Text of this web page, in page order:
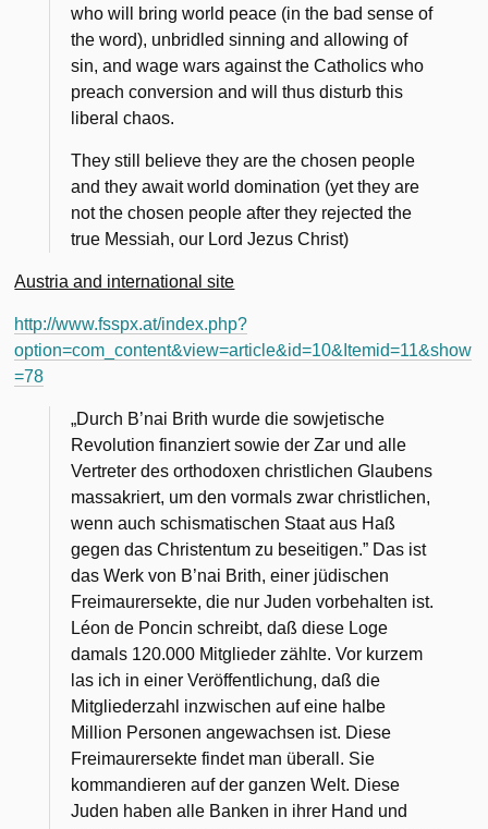
who will bring world peace (in the bad sense of
the word), unbridled sinning and allowing of
sin, and wage wars against the Catholics who
preach conversion and will thus disturb this
liberal chaos.
They still believe they are the chosen people
and they await world domination (yet they are
not the chosen people after they rejected the
true Messiah, our Lord Jezus Christ)
Austria and international site
http://www.fsspx.at/index.php?
option=com_content&view=article&id=10&Itemid=11&show
=78
„Durch B’nai Brith wurde die sowjetische
Revolution finanziert sowie der Zar und alle
Vertreter des orthodoxen christlichen Glaubens
massakriert, um den vormals zwar christlichen,
wenn auch schismatischen Staat aus Haß
gegen das Christentum zu beseitigen.” Das ist
das Werk von B’nai Brith, einer jüdischen
Freimaurersekte, die nur Juden vorbehalten ist.
Léon de Poncin schreibt, daß diese Loge
damals 120.000 Mitglieder zählte. Vor kurzem
las ich in einer Veröffentlichung, daß die
Mitgliederzahl inzwischen auf eine halbe
Million Personen angewachsen ist. Diese
Freimaurersekte findet man überall. Sie
kommandieren auf der ganzen Welt. Diese
Juden haben alle Banken in ihrer Hand und